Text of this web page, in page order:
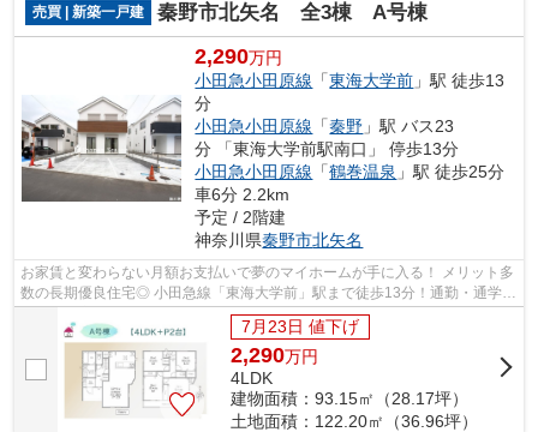
売買 | 新築一戸建 秦野市北矢名 全3棟 A号棟
2,290万円
小田急小田原線 「東海大学前 」駅 徒歩13
分
小田急小田原線 「秦野 」駅 バス23
分 「東海大学前駅南口」 停歩13分
小田急小田原線 「鶴巻温泉 」駅 徒歩25分
車6分 2.2km
予定 / 2階建
神奈川県秦野市北矢名
お家賃と変わらない月額お支払いで夢のマイホームが手に入る！ メリット多
数の長期優良住宅◎ 小田急線「東海大学前」駅まで徒歩13分！通勤・通学に
も便利な立地☆ 詳細は湘南シーズンま...
7月23日 値下げ
2,290万円
4LDK
建物面積：93.15㎡（28.17坪）
土地面積：122.20㎡（36.96坪）